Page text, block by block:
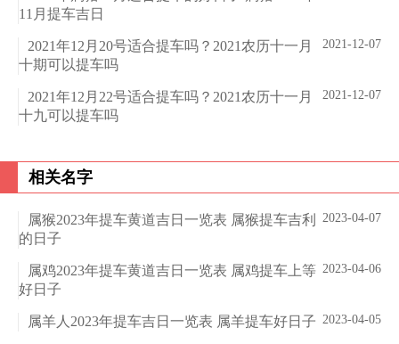
11月提车吉日
2021-12-07
2021年12月20号适合提车吗？2021农历十一月
十期可以提车吗
2021-12-07
2021年12月22号适合提车吗？2021农历十一月
十九可以提车吗
相关名字
2023-04-07
属猴2023年提车黄道吉日一览表 属猴提车吉利
的日子
2023-04-06
属鸡2023年提车黄道吉日一览表 属鸡提车上等
好日子
2023-04-05
属羊人2023年提车吉日一览表 属羊提车好日子